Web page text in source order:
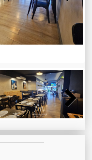
Next